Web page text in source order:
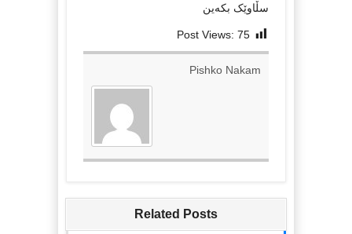
سڵاوێک بکەین
Post Views: 75
Pishko Nakam
Related Posts